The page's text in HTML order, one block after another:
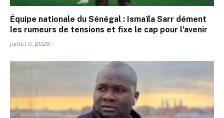
Équipe nationale du Sénégal : Ismaïla Sarr dément
les rumeurs de tensions et fixe le cap pour l’avenir
juillet 5, 2026